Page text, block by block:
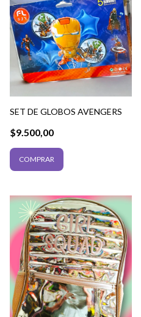
SET DE GLOBOS AVENGERS
$9.500,00